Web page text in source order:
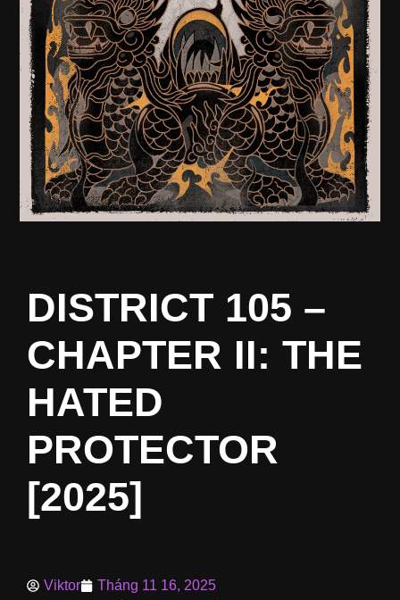
DISTRICT 105 –
CHAPTER II: THE
HATED
PROTECTOR
[2025]
Viktor
Tháng 11 16, 2025